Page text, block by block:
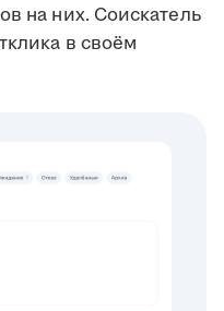
на них. Соискатель
в своём